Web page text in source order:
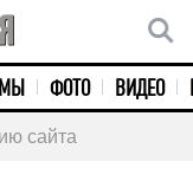
ФОТО ВИДЕО
сайта